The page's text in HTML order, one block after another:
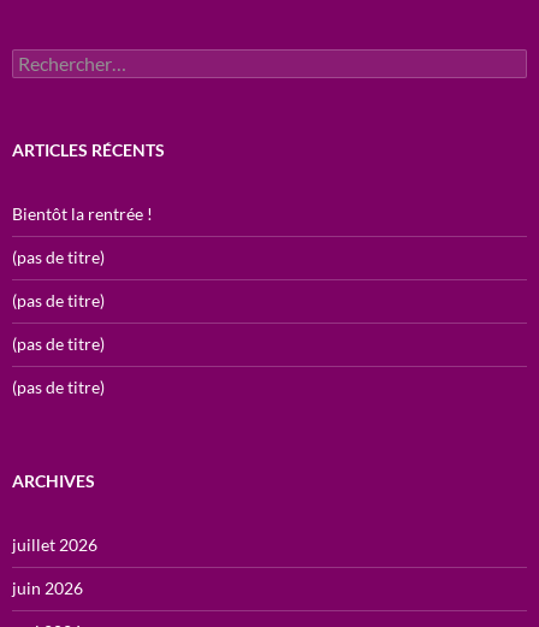
Rechercher :
ARTICLES RÉCENTS
Bientôt la rentrée !
(pas de titre)
(pas de titre)
(pas de titre)
(pas de titre)
ARCHIVES
juillet 2026
juin 2026